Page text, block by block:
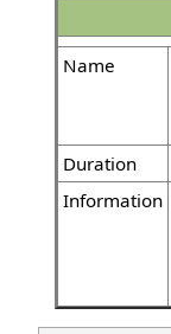
Name
Duration
Information